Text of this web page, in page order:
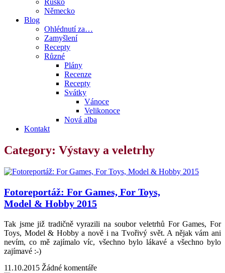
Rusko
Německo
Blog
Ohlédnutí za…
Zamyšlení
Recepty
Různé
Plány
Recenze
Recepty
Svátky
Vánoce
Velikonoce
Nová alba
Kontakt
Category: Výstavy a veletrhy
Fotoreportáž: For Games, For Toys,
Model & Hobby 2015
Tak jsme již tradičně vyrazili na soubor veletrhů For Games, For
Toys, Model & Hobby a nově i na Tvořivý svět. A nějak vám ani
nevím, co mě zajímalo víc, všechno bylo lákavé a všechno bylo
zajímavé :-)
11.10.2015 Žádné komentáře